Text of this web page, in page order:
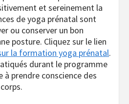
et sereinement la
de yoga prénatal sont
ou conserver un bon
posture. Cliquez sur le lien
la formation yoga prénatal.
durant le programme
prendre conscience des